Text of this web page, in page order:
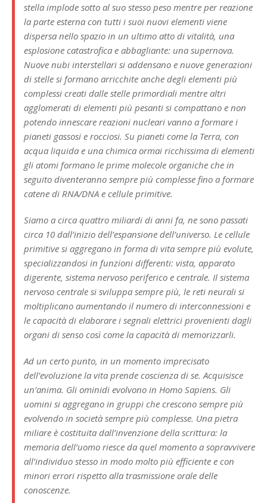
stella implode sotto al suo stesso peso mentre per reazione
la parte esterna con tutti i suoi nuovi elementi viene
dispersa nello spazio in un ultimo atto di vitalità, una
esplosione catastrofica e abbagliante: una supernova.
Nuove nubi interstellari si addensano e nuove generazioni
di stelle si formano arricchite anche degli elementi più
complessi creati dalle stelle primordiali mentre altri
agglomerati di elementi più pesanti si compattano e non
potendo innescare reazioni nucleari vanno a formare i
pianeti gassosi e rocciosi. Su pianeti come la Terra, con
acqua liquida e una chimica ormai ricchissima di elementi
gli atomi formano le prime molecole organiche che in
seguito diventeranno sempre più complesse fino a formare
catene di RNA/DNA e cellule primitive.
Siamo a circa quattro miliardi di anni fa, ne sono passati
circa 10 dall’inizio dell’espansione dell’universo. Le cellule
primitive si aggregano in forma di vita sempre più evolute,
specializzandosi in funzioni differenti: vista, apparato
digerente, sistema nervoso periferico e centrale. Il sistema
nervoso centrale si sviluppa sempre più, le reti neurali si
moltiplicano aumentando il numero di interconnessioni e
le capacità di elaborare i segnali elettrici provenienti dagli
organi di senso così come la capacità di memorizzarli.
Ad un certo punto, in un momento imprecisato
dell’evoluzione la vita prende coscienza di se. Acquisisce
un’anima. Gli ominidi evolvono in Homo Sapiens. Gli
uomini si aggregano in gruppi che crescono sempre più
evolvendo in società sempre più complesse. Una pietra
miliare è costituita dall’invenzione della scrittura: la
memoria dell’uomo riesce da quel momento a sopravvivere
all’individuo stesso in modo molto più efficiente e con
minori errori rispetto alla trasmissione orale delle
conoscenze.